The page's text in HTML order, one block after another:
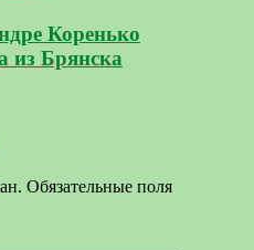
Коренько
из Брянска
Обязательные поля